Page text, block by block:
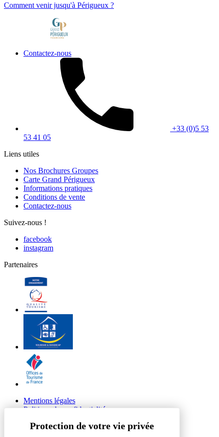
Comment venir jusqu'à Périgueux ?
Contactez-nous
+33 (0)5 53
53 41 05
Liens utiles
Nos Brochures Groupes
Carte Grand Périgueux
Informations pratiques
Conditions de vente
Contactez-nous
Suivez-nous !
facebook
instagram
Partenaires
Mentions légales
Politique de confidentialité
© 2026 Site Groupes Tourisme du Grand Périgueux